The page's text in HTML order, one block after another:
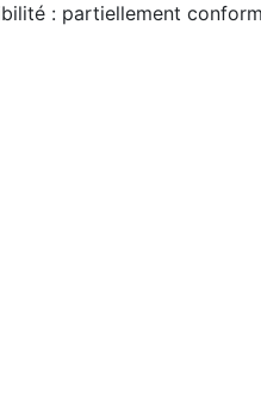
: partiellement